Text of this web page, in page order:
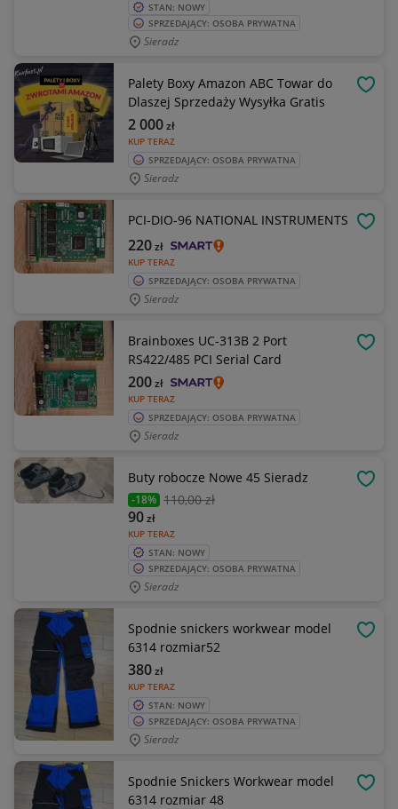
STAN: NOWY
SPRZEDAJĄCY: OSOBA PRYWATNA
Sieradz
Palety Boxy Amazon ABC Towar do
Dlaszej Sprzedaży Wysyłka Gratis
KUP TERAZ
2 000zł
SPRZEDAJĄCY: OSOBA PRYWATNA
Sieradz
PCI-DIO-96 NATIONAL INSTRUMENTS
KUP TERAZ
220zł
SPRZEDAJĄCY: OSOBA PRYWATNA
Sieradz
Brainboxes UC-313B 2 Port
RS422/485 PCI Serial Card
KUP TERAZ
200zł
SPRZEDAJĄCY: OSOBA PRYWATNA
Sieradz
Buty robocze Nowe 45 Sieradz
-18% 110,00 zł
KUP TERAZ
90zł
STAN: NOWY
SPRZEDAJĄCY: OSOBA PRYWATNA
Sieradz
Spodnie snickers workwear model
6314 rozmiar52
KUP TERAZ
380zł
STAN: NOWY
SPRZEDAJĄCY: OSOBA PRYWATNA
Sieradz
Spodnie Snickers Workwear model
6314 rozmiar 48